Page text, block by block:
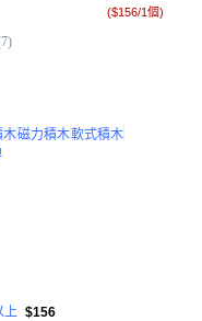
7)
($156/1個)
木磁力積木軟式積木
上 $156